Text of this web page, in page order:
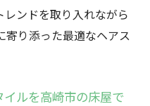
ンドを取り入れながら
寄り添った最適なヘアス
ルを高崎市の床屋で